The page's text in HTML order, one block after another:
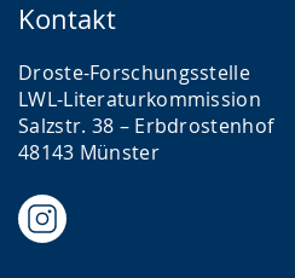
Kontakt
Droste-Forschungsstelle
LWL-Literaturkommission
Salzstr. 38 – Erbdrostenhof
48143 Münster